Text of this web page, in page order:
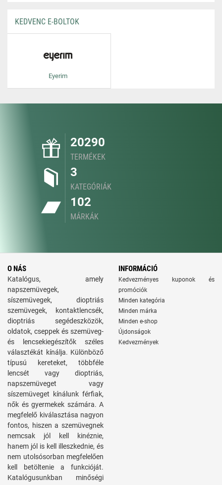
KEDVENC E-BOLTOK
Eyerim
20290
TERMÉKEK
3
KATEGÓRIÁK
102
MÁRKÁK
O NÁS
Katalógus, amely
napszemüvegek,
síszemüvegek, dioptriás
szemüvegek, kontaktlencsék,
dioptriás segédeszközök,
oldatok, cseppek és szemüveg-
és lencsekiegészítők széles
választékát kínálja. Különböző
típusú kereteket, többféle
lencsét vagy dioptriás,
napszemüveget vagy
síszemüveget kínálunk férfiak,
nők és gyermekek számára. A
megfelelő kiválasztása nagyon
fontos, hiszen a szemüvegnek
nemcsak jól kell kinéznie,
hanem jól is kell illeszkednie, és
nem utolsósorban megfelelően
kell betöltenie a funkcióját.
Katalógusunkban minőségi
INFORMÁCIÓ
Kedvezményes kuponok és
promóciók
Minden kategória
Minden márka
Minden e-shop
Újdonságok
Kedvezmények